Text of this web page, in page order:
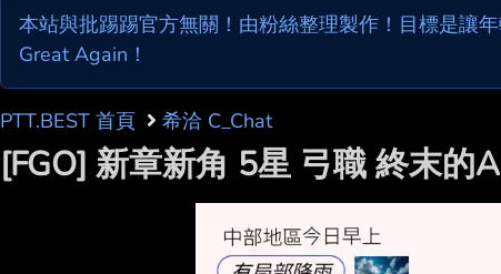
本站與批踢踢官方無關！由粉絲整理製作！目標是讓
Great Again！
PTT.BEST 首頁 希洽 C_Chat
[FGO] 新章新角 5星 弓職 終末的